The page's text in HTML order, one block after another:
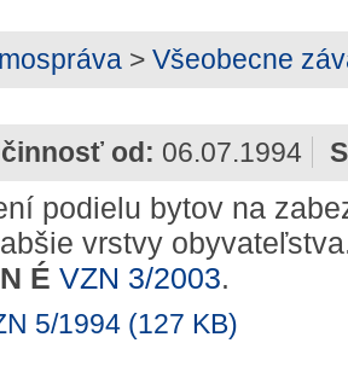
> Všeobecne
od: 06.07.1994
podielu bytov na
vrstvy
É VZN 3/2003.
5/1994 (127 KB)